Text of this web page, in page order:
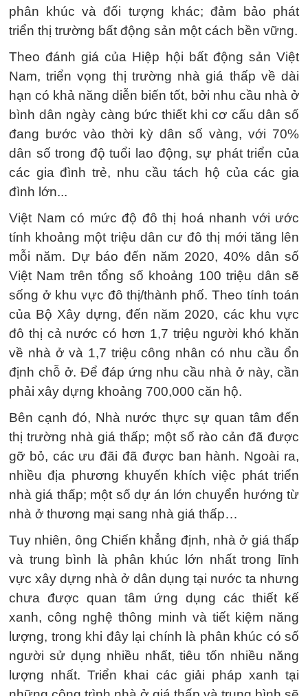
phân khúc và đối tượng khác; đảm bảo phát
triển thị trường bất động sản một cách bền vững.
Theo đánh giá của Hiệp hội bất động sản Việt
Nam, triển vọng thị trường nhà giá thấp về dài
hạn có khả năng diễn biến tốt, bởi nhu cầu nhà ở
bình dân ngày càng bức thiết khi cơ cấu dân số
đang bước vào thời kỳ dân số vàng, với 70%
dân số trong độ tuổi lao động, sự phát triển của
các gia đình trẻ, nhu cầu tách hộ của các gia
đình lớn...
Việt Nam có mức độ đô thị hoá nhanh với ước
tính khoảng một triệu dân cư đô thị mới tăng lên
mỗi năm. Dự báo đến năm 2020, 40% dân số
Việt Nam trên tổng số khoảng 100 triệu dân sẽ
sống ở khu vực đô thị/thành phố. Theo tính toán
của Bộ Xây dựng, đến năm 2020, các khu vực
đô thị cả nước có hơn 1,7 triệu người khó khăn
về nhà ở và 1,7 triệu công nhân có nhu cầu ổn
định chỗ ở. Để đáp ứng nhu cầu nhà ở này, cần
phải xây dựng khoảng 700,000 căn hộ.
Bên cạnh đó, Nhà nước thực sự quan tâm đến
thị trường nhà giá thấp; một số rào cản đã được
gỡ bỏ, các ưu đãi đã được ban hành. Ngoài ra,
nhiều địa phương khuyến khích việc phát triển
nhà giá thấp; một số dự án lớn chuyển hướng từ
nhà ở thương mại sang nhà giá thấp…
Tuy nhiên, ông Chiến khẳng định, nhà ở giá thấp
và trung bình là phân khúc lớn nhất trong lĩnh
vực xây dựng nhà ở dân dụng tại nước ta nhưng
chưa được quan tâm ứng dụng các thiết kế
xanh, công nghệ thông minh và tiết kiệm năng
lượng, trong khi đây lại chính là phân khúc có số
người sử dụng nhiều nhất, tiêu tốn nhiều năng
lượng nhất. Triển khai các giải pháp xanh tại